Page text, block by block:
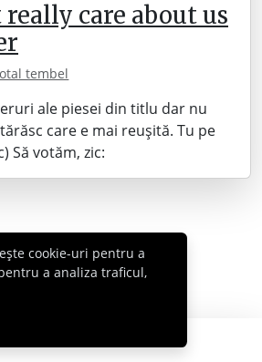
really care about us
tembel
ale piesei din titlu dar nu
care e mai reușită. Tu pe
Să votăm, zic:
© 2007 - 2026 Cabral.ro
cookie-uri pentru a
a analiza traficul,